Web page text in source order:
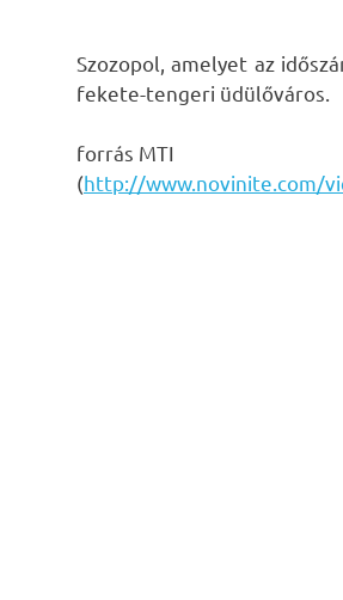
Szozopol, amelyet az
fekete-tengeri üdülőváros.
forrás MTI
(http://www.novinite.com/